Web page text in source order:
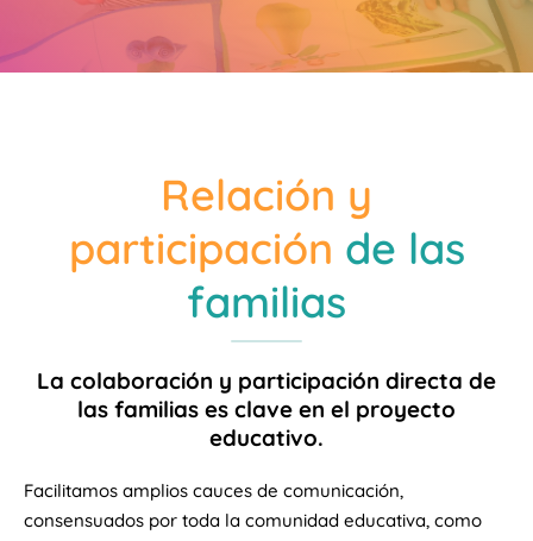
Relación y
participación de las
familias
La colaboración y participación directa de
las familias es clave en el proyecto
educativo.
Facilitamos amplios cauces de comunicación,
consensuados por toda la comunidad educativa, como